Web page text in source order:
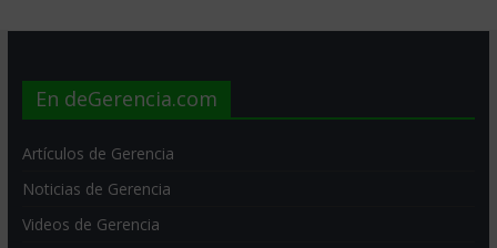
En deGerencia.com
Artículos de Gerencia
Noticias de Gerencia
Videos de Gerencia